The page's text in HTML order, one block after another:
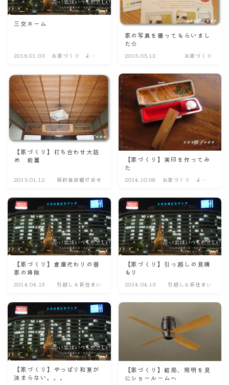
名古屋
三交ホーム
2016.01.03
お家づくり よも
家の写真を撮ってもらいまし
た☆
2015.05.12 お家づくり
【家づくり】打ち合わせ大詰
め 前篇
2015.01.12 契約後詳細打合せ
【家づくり】実印を作ってみ
た
2014.10.08
お家づくり よも
【家づくり】倉庫代わりの借
家の掃除
2014.04.19 引越し＆仮住まい
【家づくり】引っ越しの見積
もり
2014.04.13 引越し＆仮住まい
【家づくり】やっぱり和室が
決まらない。。。
【家づくり】結局、照明を見
にショールームへ